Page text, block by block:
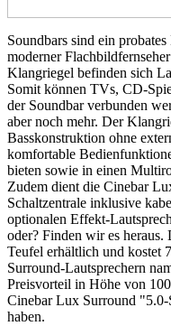
Soundbars sind ein
moderner
Klangriegel befinden sich
Somit können TVs, CD-
der Soundbar verbunden
aber noch mehr. Der
Basskonstruktion ohne
komfortable
bieten sowie in einen
Zudem dient die Cinebar
Schaltzentrale inklusive
optionalen Effekt-
oder? Finden wir es
Teufel erhältlich und kostet
Surround-Lautsprechern
Preisvorteil in Höhe von
Cinebar Lux Surround
haben.